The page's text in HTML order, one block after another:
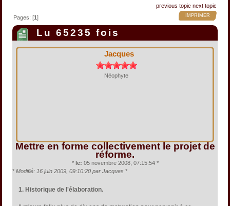
previous topic next topic
IMPRIMER
Pages: [1]
Lu 65235 fois
Jacques
Néophyte
Mettre en forme collectivement le projet de
réforme.
* le: 05 novembre 2008, 07:15:54 *
* Modifié: 16 juin 2009, 09:10:20 par Jacques *
1. Historique de l'élaboration.